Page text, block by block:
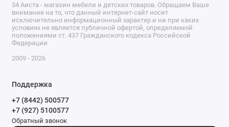
34 Аиста - магазин мебели и детских товаров. Обращаем Ваше
внимание на то, что данный интернет-сайт носит
исключительно информационный характер и ни при каких
условиях не является публичной офертой, определяемой
положениями ст. 437 Гражданского кодекса Российской
Федерации
2009 - 2026
Поддержка
+7 (8442) 500577
+7 (927) 5100577
Обратный звонок